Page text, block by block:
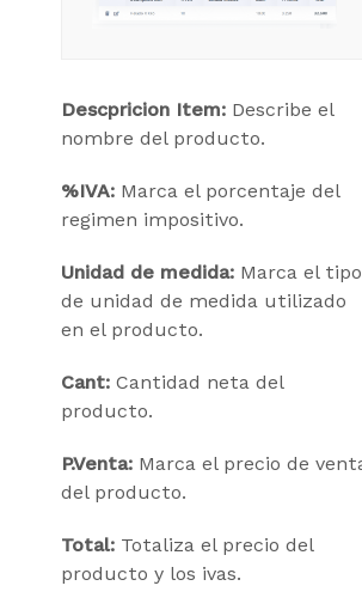
Descpricion Item: Describe el
nombre del producto.
%IVA: Marca el porcentaje del
regimen impositivo.
Unidad de medida: Marca el tipo
de unidad de medida utilizado
en el producto.
Cant: Cantidad neta del
producto.
P.Venta: Marca el precio de
del producto.
Total: Totaliza el precio del
producto y los ivas.